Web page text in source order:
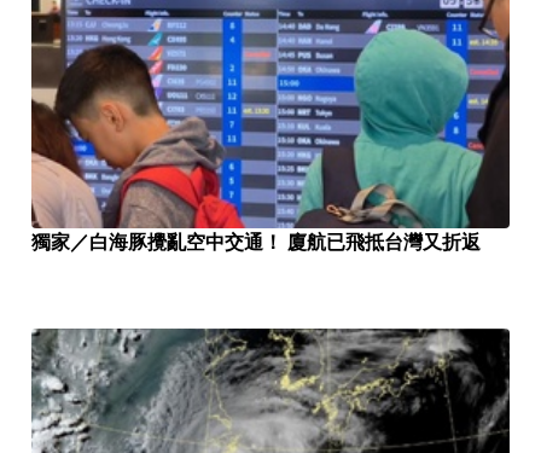
獨家／白海豚攪亂空中交通！ 廈航已飛抵台灣又折返